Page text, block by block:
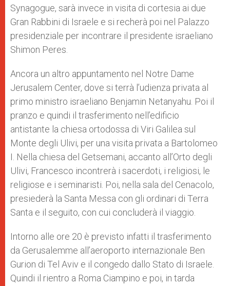
Synagogue, sarà invece in visita di cortesia ai due
Gran Rabbini di Israele e si recherà poi nel Palazzo
presidenziale per incontrare il presidente israeliano
Shimon Peres.
Ancora un altro appuntamento nel Notre Dame
Jerusalem Center, dove si terrà l’udienza privata al
primo ministro israeliano Benjamin Netanyahu. Poi il
pranzo e quindi il trasferimento nell’edificio
antistante la chiesa ortodossa di Viri Galilea sul
Monte degli Ulivi, per una visita privata a Bartolomeo
I. Nella chiesa del Getsemani, accanto all’Orto degli
Ulivi, Francesco incontrerà i sacerdoti, i religiosi, le
religiose e i seminaristi. Poi, nella sala del Cenacolo,
presiederà la Santa Messa con gli ordinari di Terra
Santa e il seguito, con cui concluderà il viaggio.
Intorno alle ore 20 è previsto infatti il trasferimento
da Gerusalemme all’aeroporto internazionale Ben
Gurion di Tel Aviv e il congedo dallo Stato di Israele.
Quindi il rientro a Roma Ciampino e poi, in tarda